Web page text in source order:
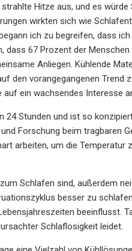
Hitze aus, und es
wirkten sich wie
ich zu begreifen, dass
67 Prozent der
Anliegen. Kühlende
den vorangegangenen
ein wachsendes Interesse
Stunden und ist so
Forschung beim tragbaren
arbeiten, um die Temperatur
Schlafen sind, außerdem
besser zu
beeinflusst.
Schlaflosigkeit leidet.